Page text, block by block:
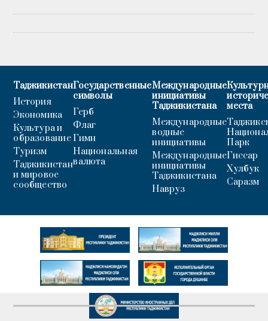
Таджикистан
История
Экономика
Культура и
образование
Туризм
Таджикистан
и мировое
сообщество
Государственные
символы
Герб
Флаг
Гимн
Национальная
валюта
Международные
инициативы
Таджикистана
Международные
водные
инициативы
Международные
инициативы
Таджикистана
Навруз
места
Парк
Гиссар
Хулбук
Саразм